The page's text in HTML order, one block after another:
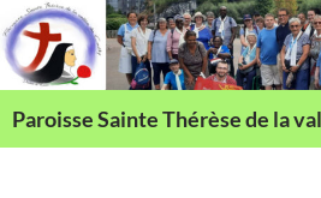
Aller
au
contenu